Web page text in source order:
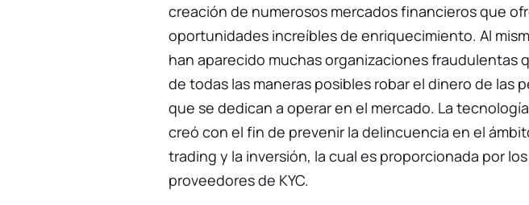
creación de numerosos mercados financieros que
oportunidades increíbles de enriquecimiento. Al
han aparecido muchas organizaciones fraudulentas
de todas las maneras posibles robar el dinero de las
que se dedican a operar en el mercado. La tecnología
creó con el fin de prevenir la delincuencia en el
trading y la inversión, la cual es proporcionada por
proveedores de KYC.